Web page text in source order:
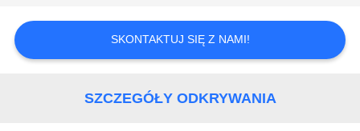
AKTUALNOŚCI
SKONTAKTUJ SIĘ Z NAMI!
SZCZEGÓŁY ODKRYWANIA